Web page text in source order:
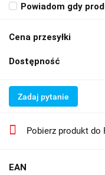
Powiadom gdy
Cena przesyłki
Dostępność
Zadaj pytanie
Pobierz produkt do
EAN